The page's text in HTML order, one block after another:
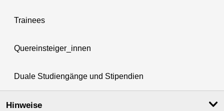
Trainees
Quereinsteiger_innen
Duale Studiengänge und Stipendien
Hinweise